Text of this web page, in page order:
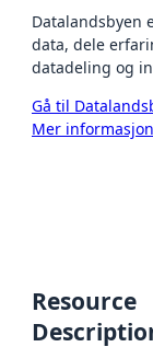
Datalandsbyen
data, dele
datadeling og
Gå til
Mer informasjon
Resource